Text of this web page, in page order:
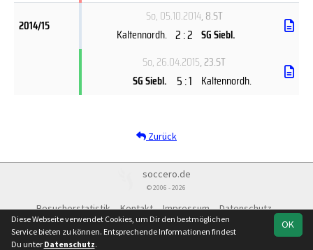
2014/15
So, 05.10.2014, 8.ST
Kaltennordh. 2 : 2 SG Siebl.
So, 26.04.2015, 23.ST
SG Siebl.
5 : 1 Kaltennordh.
Zurück
soccero.de
© 2006 - 2026
Besucherstatistik Kontakt Impressum
Datenschutz
OK
Diese Webseite verwendet Cookies, um Dir den bestmöglichen
Service bieten zu können. Entsprechende Informationen findest
Du unter Datenschutz.